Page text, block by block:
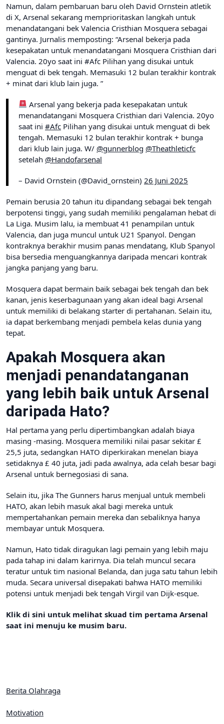
Namun, dalam pembaruan baru oleh David Ornstein atletik
di X, Arsenal sekarang memprioritaskan langkah untuk
menandatangani bek Valencia Cristhian Mosquera sebagai
gantinya. Jurnalis memposting: “Arsenal bekerja pada
kesepakatan untuk menandatangani Mosquera Cristhian dari
Valencia. 20yo saat ini #Afc Pilihan yang disukai untuk
menguat di bek tengah. Memasuki 12 bulan terakhir kontrak
+ minat dari klub lain juga. ”
Arsenal yang bekerja pada kesepakatan untuk
menandatangani Mosquera Cristhian dari Valencia. 20yo
saat ini #Afc Pilihan yang disukai untuk menguat di bek
tengah. Memasuki 12 bulan terakhir kontrak + bunga
dari klub lain juga. W/ @gunnerblog @Theathleticfc
setelah @Handofarsenal
– David Ornstein (@David_ornstein) 26 Juni 2025
Pemain berusia 20 tahun itu dipandang sebagai bek tengah
berpotensi tinggi, yang sudah memiliki pengalaman hebat di
La Liga. Musim lalu, ia membuat 41 penampilan untuk
Valencia, dan juga muncul untuk U21 Spanyol. Dengan
kontraknya berakhir musim panas mendatang, Klub Spanyol
bisa bersedia menguangkannya daripada mencari kontrak
jangka panjang yang baru.
Mosquera dapat bermain baik sebagai bek tengah dan bek
kanan, jenis keserbagunaan yang akan ideal bagi Arsenal
untuk memiliki di belakang starter di pertahanan. Selain itu,
ia dapat berkembang menjadi pembela kelas dunia yang
tepat.
Apakah Mosquera akan
menjadi penandatanganan
yang lebih baik untuk Arsenal
daripada Hato?
Hal pertama yang perlu dipertimbangkan adalah biaya
masing -masing. Mosquera memiliki nilai pasar sekitar £
25,5 juta, sedangkan HATO diperkirakan menelan biaya
setidaknya £ 40 juta, jadi pada awalnya, ada celah besar bagi
Arsenal untuk bernegosiasi di sana.
Selain itu, jika The Gunners harus menjual untuk membeli
HATO, akan lebih masuk akal bagi mereka untuk
mempertahankan pemain mereka dan sebaliknya hanya
membayar untuk Mosquera.
Namun, Hato tidak diragukan lagi pemain yang lebih maju
pada tahap ini dalam karirnya. Dia telah muncul secara
teratur untuk tim nasional Belanda, dan juga satu tahun lebih
muda. Secara universal disepakati bahwa HATO memiliki
potensi untuk menjadi bek tengah Virgil van Dijk-esque.
Klik di sini untuk melihat skuad tim pertama Arsenal
saat ini menuju ke musim baru.
Berita Olahraga
Motivation